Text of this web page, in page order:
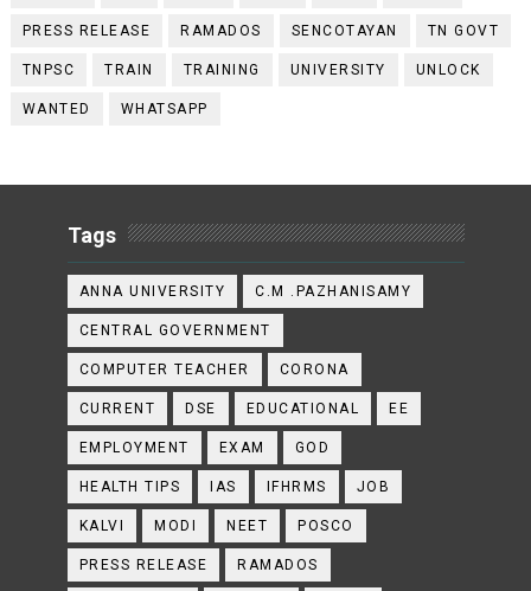
PRESS RELEASE RAMADOS SENCOTAYAN TN GOVT
TNPSC TRAIN TRAINING UNIVERSITY UNLOCK
WANTED WHATSAPP
Tags
ANNA UNIVERSITY C.M .PAZHANISAMY
CENTRAL GOVERNMENT
COMPUTER TEACHER CORONA
CURRENT DSE EDUCATIONAL EE
EMPLOYMENT EXAM GOD
HEALTH TIPS IAS IFHRMS JOB
KALVI MODI NEET POSCO
PRESS RELEASE RAMADOS